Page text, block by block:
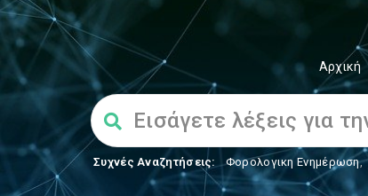
Αρχική
Συχνές Αναζητήσεις: Φορολογικη Ενημέρωση,